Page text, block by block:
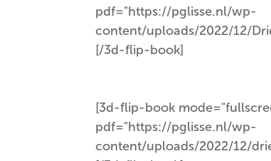
pdf="https://pglisse.nl/wp-
content/uploads/2022/12/
[/3d-flip-book]
[3d-flip-book
pdf="https://pglisse.nl/wp-
content/uploads/2022/12/